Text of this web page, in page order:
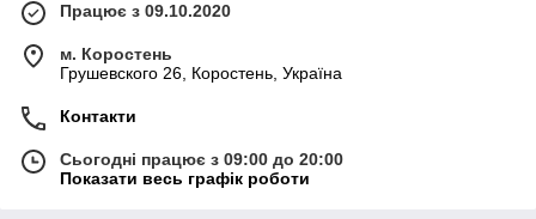
Працює з 09.10.2020
м. Коростень
Грушевского 26, Коростень, Україна
Контакти
Сьогодні працює з 09:00 до 20:00
Показати весь графік роботи